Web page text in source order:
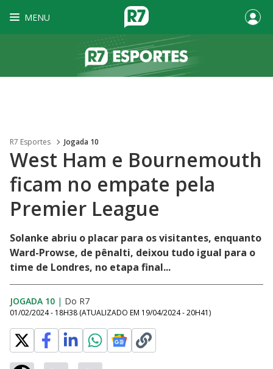
MENU
R7 Esportes Jogada 10
West Ham e Bournemouth
ficam no empate pela
Premier League
Solanke abriu o placar para os visitantes, enquanto
Ward-Prowse, de pênalti, deixou tudo igual para o
time de Londres, no etapa final...
JOGADA 10 | Do R7
01/02/2024 - 18H38 (ATUALIZADO EM 19/04/2024 - 20H41)